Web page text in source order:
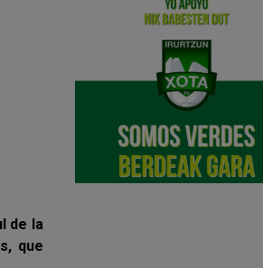
de la
que